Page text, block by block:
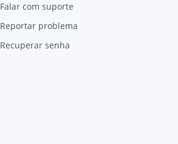
Falar com suporte
Reportar problema
Recuperar senha